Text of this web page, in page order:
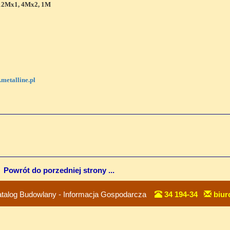
4Mx2, 1M
Powrót do porzedniej strony ...
Budowlany - Informacja Gospodarcza 34 194-34